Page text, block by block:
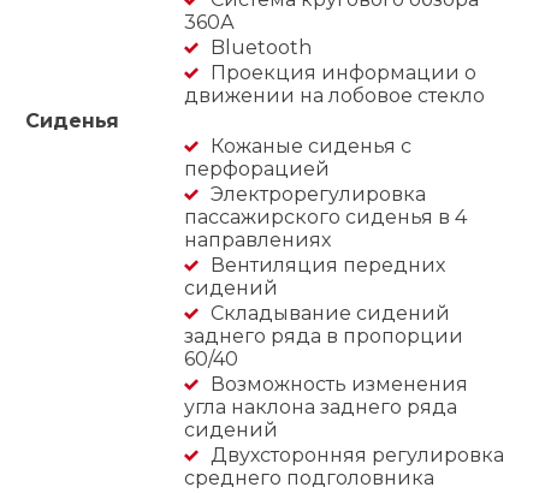
360А
Bluetooth
Проекция информации о
движении на лобовое стекло
Сиденья
Кожаные сиденья с
перфорацией
Электрорегулировка
пассажирского сиденья в 4
направлениях
Вентиляция передних
сидений
Складывание сидений
заднего ряда в пропорции
60/40
Возможность изменения
угла наклона заднего ряда
сидений
Двухсторонняя регулировка
среднего подголовника